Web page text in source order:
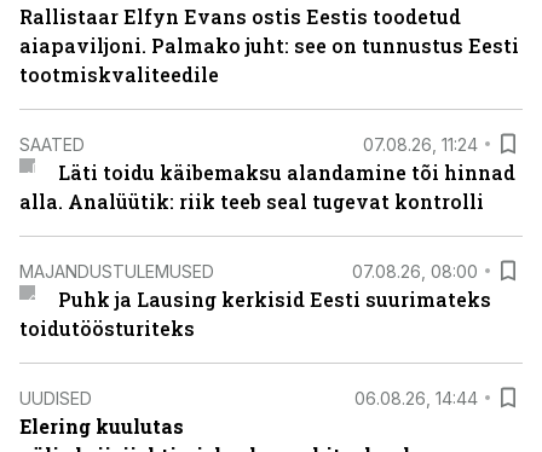
Rallistaar Elfyn Evans ostis Eestis toodetud
aiapaviljoni. Palmako juht: see on tunnustus Eesti
tootmiskvaliteedile
SAATED 07.08.26, 11:24
Läti toidu käibemaksu alandamine tõi hinnad
alla. Analüütik: riik teeb seal tugevat kontrolli
MAJANDUSTULEMUSED 07.08.26, 08:00
Puhk ja Lausing kerkisid Eesti suurimateks
toidutöösturiteks
UUDISED 06.08.26, 14:44
Elering kuulutas